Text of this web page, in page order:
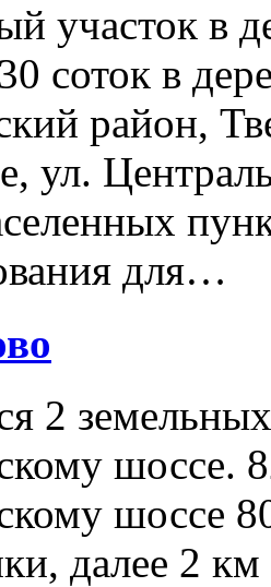
участок в
соток в
район,
ул.
для…
2
шоссе
далее 2